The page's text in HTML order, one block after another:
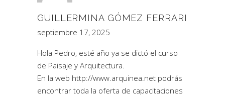
GUILLERMINA GÓMEZ FERRARI
septiembre 17, 2025
Hola Pedro, esté año ya se dictó el curso
de Paisaje y Arquitectura.
En la web http://www.arquinea.net podrás
encontrar toda la oferta de capacitaciones